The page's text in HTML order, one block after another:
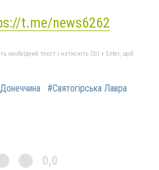
t.me/news6262
необхідний текст і натисніть Ctrl + Enter, щоб
#Святогірська Лавра
0,0